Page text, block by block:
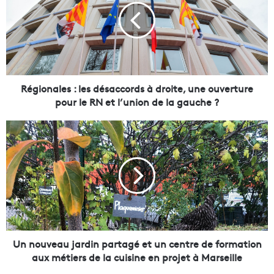
n
a
l
e
e
s
d
é
s
a
c
c
o
Régionales : les désaccords à droite, une ouverture
pour le RN et l’union de la gauche ?
U
n
n
o
u
v
e
a
u
Un nouveau jardin partagé et un centre de formation
aux métiers de la cuisine en projet à Marseille